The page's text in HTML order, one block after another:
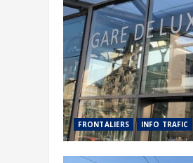
FRONTALIERS INFO TRAFIC